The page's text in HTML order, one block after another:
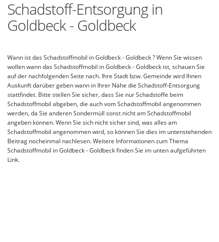
Schadstoff-Entsorgung in
Goldbeck - Goldbeck
Wann ist das Schadstoffmobil in Goldbeck - Goldbeck ? Wenn Sie wissen
wollen wann das Schadstoffmobil in Goldbeck - Goldbeck ist, schauen Sie
auf der nachfolgenden Seite nach. Ihre Stadt bzw. Gemeinde wird Ihnen
Auskunft darüber geben wann in Ihrer Nähe die Schadstoff-Entsorgung
stattfindet. Bitte stellen Sie sicher, dass Sie nur Schadstoffe beim
Schadstoffmobil abgeben, die auch vom Schadstoffmobil angenommen
werden, da Sie anderen Sondermüll sonst nicht am Schadstoffmobil
angeben können. Wenn Sie sich nicht sicher sind, was alles am
Schadstoffmobil angenommen wird, so können Sie dies im untenstehenden
Beitrag nocheinmal nachlesen. Weitere Informationen zum Thema
Schadstoffmobil in Goldbeck - Goldbeck finden Sie im unten aufgeführten
Link.